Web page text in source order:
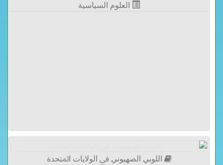
العلوم السياسية
اللوبي الصهيوني ﰲ ﺍﻟﻮﻻﻳﺎﺕ ﺍﳌﺘﺤﺪﺓ